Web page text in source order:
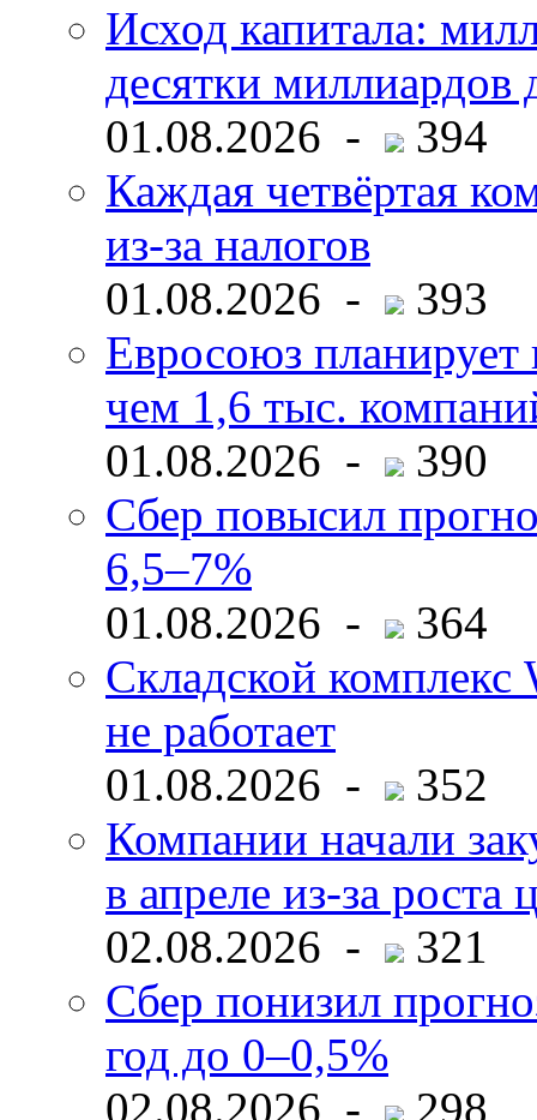
Исход капитала:
десятки миллиардов
01.08.2026 -
394
Каждая четвёртая
из-за налогов
01.08.2026 -
393
Евросоюз планирует
чем 1,6 тыс.
01.08.2026 -
390
Сбер повысил
6,5–7%
01.08.2026 -
364
Складской комплекс
не работает
01.08.2026 -
352
Компании начали
в апреле из-за роста
02.08.2026 -
321
Сбер понизил
год до 0–0,5%
02.08.2026 -
298